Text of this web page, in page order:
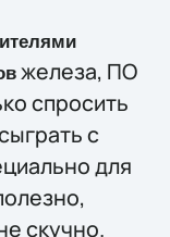
железа, ПО
спросить
с
для
скучно.